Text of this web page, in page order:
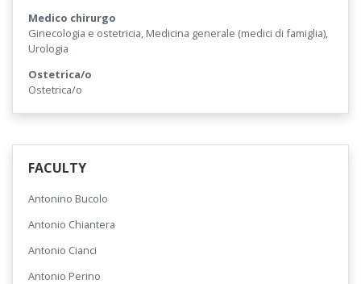
Medico chirurgo
Ginecologia e ostetricia, Medicina generale (medici di famiglia),
Urologia
Ostetrica/o
Ostetrica/o
FACULTY
Antonino Bucolo
Antonio Chiantera
Antonio Cianci
Antonio Perino